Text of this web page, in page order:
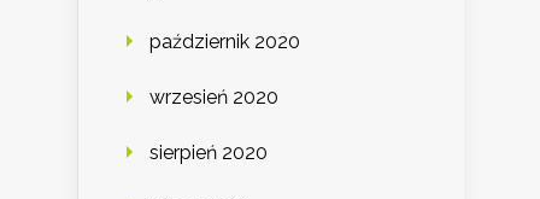
październik 2020
wrzesień 2020
sierpień 2020